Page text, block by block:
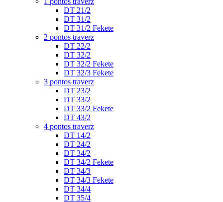
DT 21/2
DT 31/2
DT 31/2 Fekete
2 pontos traverz
DT 22/2
DT 32/2
DT 32/2 Fekete
DT 32/3 Fekete
3 pontos traverz
DT 23/2
DT 33/2
DT 33/2 Fekete
DT 43/2
4 pontos traverz
DT 14/2
DT 24/2
DT 34/2
DT 34/2 Fekete
DT 34/3
DT 34/3 Fekete
DT 34/4
DT 35/4